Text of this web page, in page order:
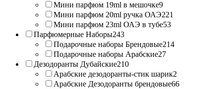
Мини парфюм 19ml в мешочке9
Мини парфюм 20ml ручка ОАЭ221
Мини парфюм 23ml ОАЭ в тубе53
Парфюмерные Наборы243
Подарочные наборы Брендовые214
Подарочные наборы Арабские27
Дезодоранты Дубайские210
Арабские дезодоранты-стик шарик2
Арабские Дезодоранты брендовые66